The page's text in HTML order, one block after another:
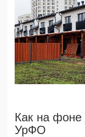
Как на фоне
УрФО